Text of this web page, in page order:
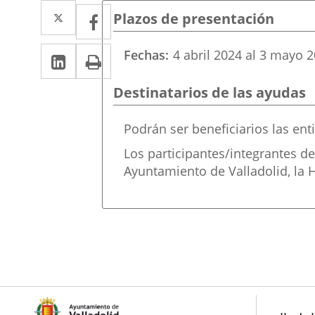
Twitter
Enlace
a
una
aplicación
externa.
Facebook
Enlace
a
una
aplicación
externa.
LinkedIn
Enlace
a
aplicación
externa.
Imprimir
Plazos de presentación
Fechas 4 abril 2024 al3 mayo
Destinatarios de las ayudas
Destinatarios
ayuda
Podrán ser beneficiarios las
Los participantes/integrantes
Ayuntamiento de Valladolid, la